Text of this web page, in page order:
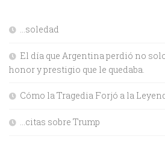
…soledad
El día que Argentina perdió no
honor y prestigio que le quedaba.
Cómo la Tragedia Forjó a la
…citas sobre Trump